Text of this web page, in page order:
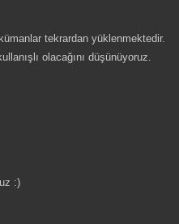
tekrardan yüklenmektedir.
olacağını düşünüyoruz.
:)